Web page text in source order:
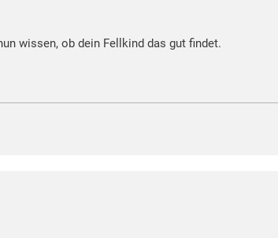
wissen, ob dein Fellkind das gut findet.